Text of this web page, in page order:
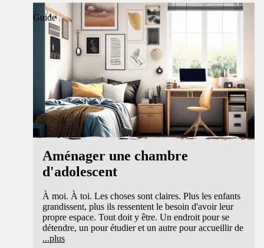
Guide
Aménager une chambre
d'adolescent
À moi. À toi. Les choses sont claires. Plus les enfants
grandissent, plus ils ressentent le besoin d'avoir leur
propre espace. Tout doit y être. Un endroit pour se
détendre, un pour étudier et un autre pour accueillir de
...plus